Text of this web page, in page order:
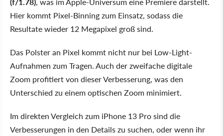
Hier kommt Pixel-Binning zum Einsatz, sodass die
Resultate wieder 12 Megapixel groß sind.
Das Polster an Pixel kommt nicht nur bei Low-Light-
Aufnahmen zum Tragen. Auch der zweifache digitale
Zoom profitiert von dieser Verbesserung, was den
Unterschied zu einem optischen Zoom minimiert.
Im direkten Vergleich zum iPhone 13 Pro sind die
Verbesserungen in den Details zu suchen, oder wenn ihr